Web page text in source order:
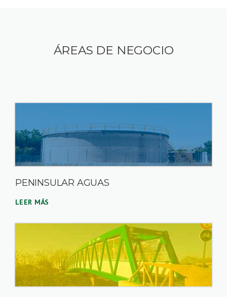
ÁREAS DE NEGOCIO
PENINSULAR AGUAS
LEER MÁS